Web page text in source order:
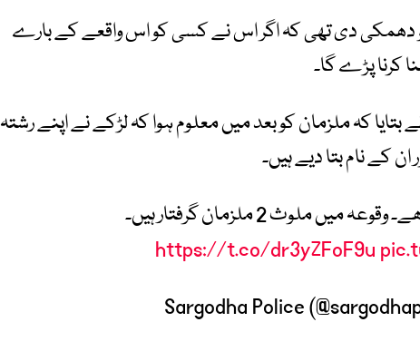
کو دھمکی دی تھی کہ اگر اس نے کسی کو اس واقعے کے بارے
کرنا پڑے گا۔
بتایا کہ ملزمان کو بعد میں معلوم ہوا کہ لڑکے نے اپنے رشتہ
کے نام بتا دیے ہیں۔
ملوث 2 ملزمان گرفتار ہیں۔
https://t.co/dr3yZFoF9u